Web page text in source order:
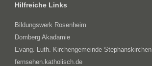
Hilfreiche Links
Bildungswerk Rosenheim
Domberg Akadamie
Evang.-Luth. Kirchengemeinde Stephanskirchen
fernsehen.katholisch.de